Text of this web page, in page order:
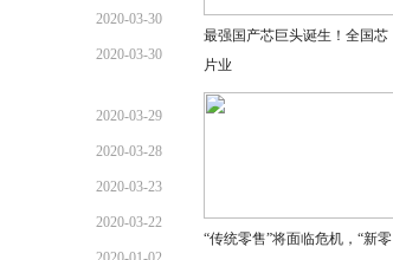
2020-03-30
2020-03-30
2020-03-29
2020-03-28
2020-03-23
2020-03-22
最强国产芯巨头诞生！全国芯
片业
“传统零售”将面临危机，“新零